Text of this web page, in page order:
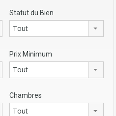
Statut du Bien
Tout
Prix Minimum
Tout
Chambres
Tout